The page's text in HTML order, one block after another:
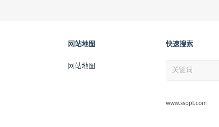
网站地图
网站地图
快速搜索
www.ssppt.com